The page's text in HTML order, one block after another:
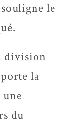
le
division
la
du